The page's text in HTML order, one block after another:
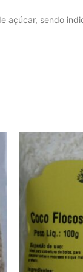
açúcar, sendo